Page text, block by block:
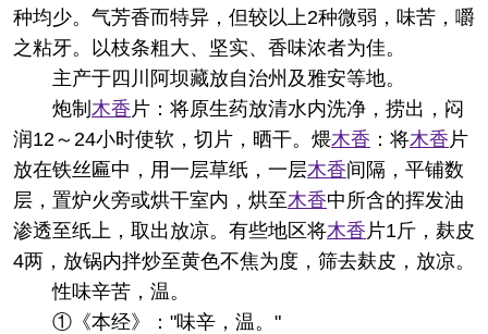
种均少。气芳香而特异，但较以上2种微弱，味苦，嚼
之粘牙。以枝条粗大、坚实、香味浓者为佳。
主产于四川阿坝藏放自治州及雅安等地。
炮制 木香 片：将原生药放清水内洗净，捞出，闷
润12～24小时使软，切片，晒干。煨木香 ：将木香 片
放在铁丝匾中，用一层草纸，一层木香间隔，平铺数
层，置炉火旁或烘干室内，烘至木香中所含的挥发油
渗透至纸上，取出放凉。有些地区将木香 片1斤，麸皮
4两，放锅内拌炒至黄色不焦为度，筛去麸皮，放凉。
性味辛苦，温。
①《本经》："味辛，温。"